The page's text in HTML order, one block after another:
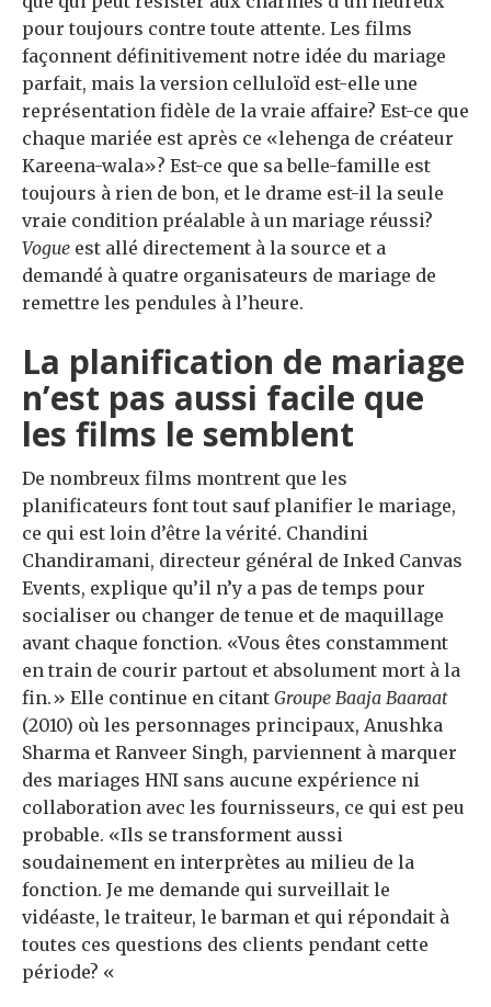
pour toujours contre toute attente. Les films
façonnent définitivement notre idée du mariage
parfait, mais la version celluloïd est-elle une
représentation fidèle de la vraie affaire? Est-ce que
chaque mariée est après ce «lehenga de créateur
Kareena-wala»? Est-ce que sa belle-famille est
toujours à rien de bon, et le drame est-il la seule
vraie condition préalable à un mariage réussi?
Vogue est allé directement à la source et a
demandé à quatre organisateurs de mariage de
remettre les pendules à l’heure.
La planification de mariage
n’est pas aussi facile que
les films le semblent
De nombreux films montrent que les
planificateurs font tout sauf planifier le mariage,
ce qui est loin d’être la vérité. Chandini
Chandiramani, directeur général de Inked Canvas
Events, explique qu’il n’y a pas de temps pour
socialiser ou changer de tenue et de maquillage
avant chaque fonction. «Vous êtes constamment
en train de courir partout et absolument mort à la
fin.» Elle continue en citant Groupe Baaja Baaraat
(2010) où les personnages principaux, Anushka
Sharma et Ranveer Singh, parviennent à marquer
des mariages HNI sans aucune expérience ni
collaboration avec les fournisseurs, ce qui est peu
probable. «Ils se transforment aussi
soudainement en interprètes au milieu de la
fonction. Je me demande qui surveillait le
vidéaste, le traiteur, le barman et qui répondait à
toutes ces questions des clients pendant cette
période? «